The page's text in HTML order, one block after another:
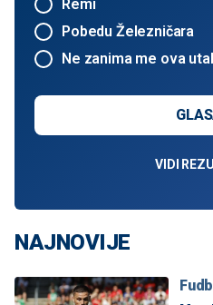
Remi
Pobedu Železničara
Ne zanima me ova
VIDI
NAJNOVIJE